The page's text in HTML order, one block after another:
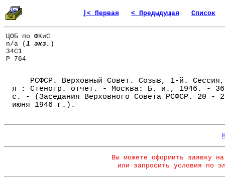
|< Первая < Предыдущая Список
ЦОБ по ФКиС
n/a ( 1 экз. )
34С1
Р 764
РСФСР. Верховный Совет. Созыв, 1-й.
я : Стеногр. отчет. - Москва: Б. и., 1946. -
с. - (Заседания Верховного Совета РСФСР. 20 -
июня 1946 г.).
Вы можете оформить заявку
или запросить условия по